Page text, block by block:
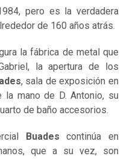
pero es la verdadera
de 160 años atrás.
la fábrica de metal que
la apertura de los
, sala de exposición en
mano de D. Antonio, su
de baño accesorios.
Buades continúa en
que a su vez, son